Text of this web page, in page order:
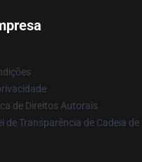
de Direitos Autorais
de Transparência de Cadeia de